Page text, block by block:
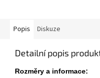
Popis Diskuze
Detailní popis
Rozměry a informace: